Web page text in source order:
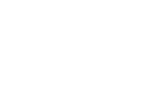
übernehmen"
ab